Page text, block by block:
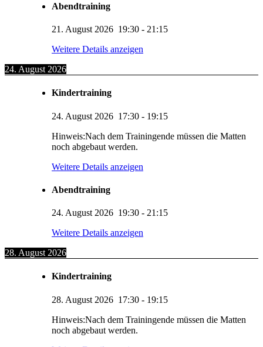
Abendtraining
21. August 2026 19:30 - 21:15
Weitere Details anzeigen
24. August 2026
Kindertraining
24. August 2026 17:30 - 19:15
Hinweis:Nach dem Trainingende müssen die Matten
noch abgebaut werden.
Weitere Details anzeigen
Abendtraining
24. August 2026 19:30 - 21:15
Weitere Details anzeigen
28. August 2026
Kindertraining
28. August 2026 17:30 - 19:15
Hinweis:Nach dem Trainingende müssen die Matten
noch abgebaut werden.